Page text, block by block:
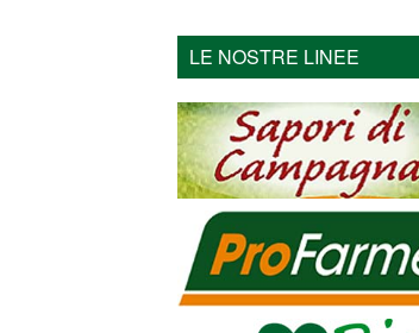
LE NOSTRE LINEE